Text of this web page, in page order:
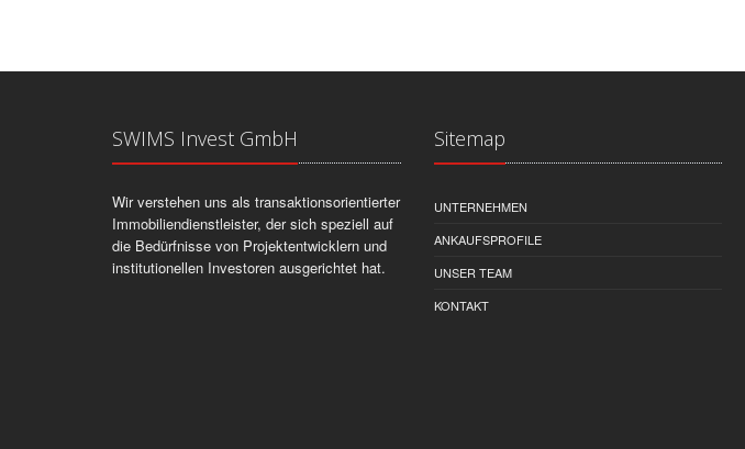
SWIMS Invest GmbH
Wir verstehen uns als transaktionsorientierter
Immobiliendienstleister, der sich speziell auf
die Bedürfnisse von Projektentwicklern und
institutionellen Investoren ausgerichtet hat.
Sitemap
UNTERNEHMEN
ANKAUFSPROFILE
UNSER TEAM
KONTAKT